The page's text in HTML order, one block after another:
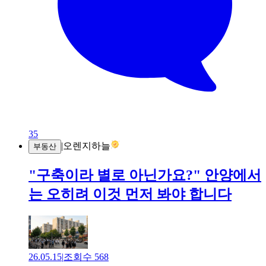
35
부동산 |오렌지하늘
"구축이라 별로 아닌가요?" 안양에서
는 오히려 이것 먼저 봐야 합니다
26.05.15|조회수 568